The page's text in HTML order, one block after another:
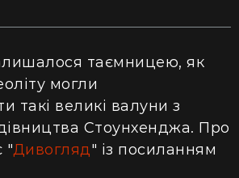
таємницею, як
могли
такі великі валуни з
Стоунхенджа. Про
"Дивогляд" із посиланням